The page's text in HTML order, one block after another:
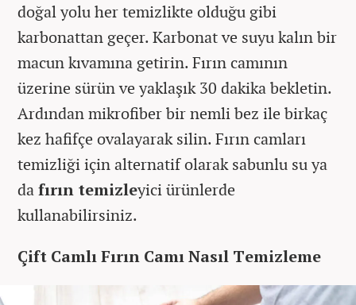
doğal yolu her temizlikte olduğu gibi
karbonattan geçer. Karbonat ve suyu kalın bir
macun kıvamına getirin. Fırın camının
üzerine sürün ve yaklaşık 30 dakika bekletin.
Ardından mikrofiber bir nemli bez ile birkaç
kez hafifçe ovalayarak silin. Fırın camları
temizliği için alternatif olarak sabunlu su ya
dafırın temizleyici ürünlerde
kullanabilirsiniz.
Çift Camlı Fırın Camı Nasıl Temizleme